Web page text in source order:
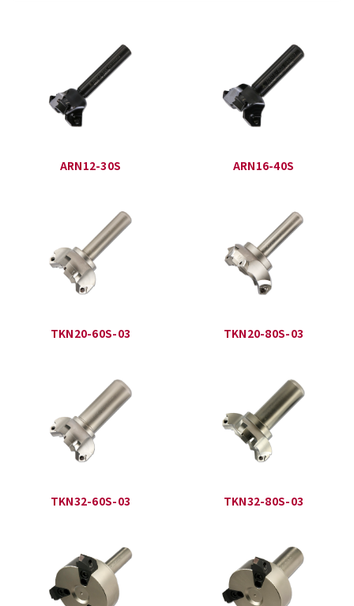
ARN12-30S ARN16-40S
TKN20-60S-03 TKN20-80S-03
TKN32-60S-03 TKN32-80S-03